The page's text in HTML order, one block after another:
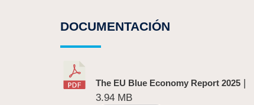
DOCUMENTACIÓN
The EU Blue Economy Report 2025 |
3.94 MB